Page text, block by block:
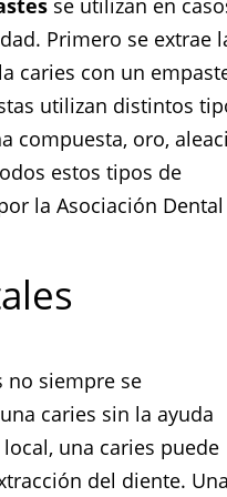
se utilizan en
Primero se extrae
caries con un
utilizan distintos
compuesta, oro,
estos tipos de
la Asociación Dental
no siempre se
caries sin la ayuda
una caries puede
del diente. Una